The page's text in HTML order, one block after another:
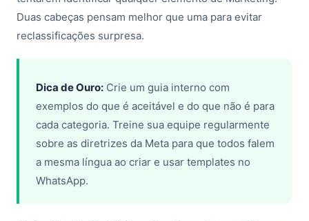
Duas cabeças pensam melhor que uma para evitar
reclassificações surpresa.
Dica de Ouro: Crie um guia interno com
exemplos do que é aceitável e do que não é para
cada categoria. Treine sua equipe regularmente
sobre as diretrizes da Meta para que todos falem
a mesma língua ao criar e usar templates no
WhatsApp.